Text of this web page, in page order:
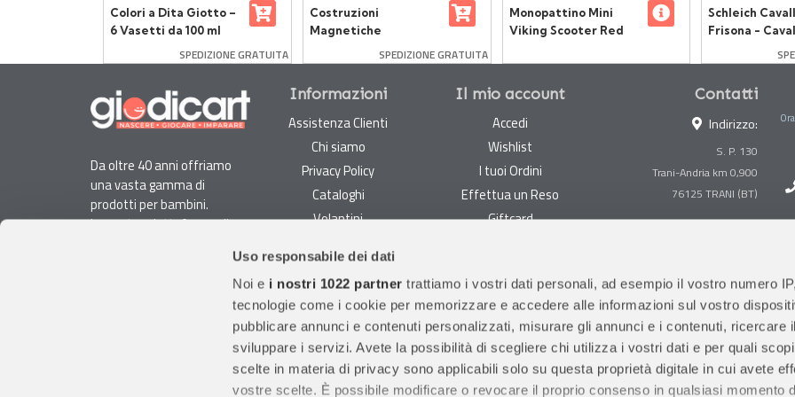
Uso responsabile dei dati
Noi e i nostri 1022 partner trattiamo i vostri dati personali, ad esempio il vostro numero
tecnologie come i cookie per memorizzare e accedere alle informazioni sul vostro
pubblicare annunci e contenuti personalizzati, misurare gli annunci e i contenuti, ricercare
sviluppare i servizi. Avete la possibilità di scegliere chi utilizza i vostri dati e per quali
scelte in materia di privacy sono applicabili solo su questa proprietà digitale in cui avete
vostre scelte. È possibile modificare o revocare il proprio consenso in qualsiasi momento
Colori a Dita Giotto –
6 Vasetti da 100 ml
SPEDIZIONE GRATUITA
Costruzioni
Magnetiche
Tiles 30 Piastrelle
SPEDIZIONE GRATUITA
Monopattino Mini
Viking Scooter Red
Schleich
Frisona -
Da oltre 40 anni offriamo
una vasta gamma di
prodotti per bambini.
La nostra piattaforma di
ricerca di giocattoli, articoli
per l'infanzia, cancelleria e
Informazioni
Assistenza Clienti
Chi siamo
Privacy Policy
Cataloghi
Volantini
DURC e Tracciabilità
Rilevazione Misure
Radiatori
Il mio account
Accedi
Wishlist
I tuoi Ordini
Effettua un Reso
Giftcard
Garanzie
Condizioni di vendita
Spedizioni e Resi
Pagamenti sicuri
Contatti
Indirizzo:
S. P. 130
Trani-Andria km 0,900
Prima Infanzia: 0883
494858
Orari di apertura al pubblico